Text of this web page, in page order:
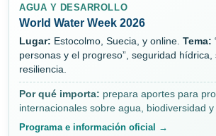
AGUA Y DESARROLLO
World Water Week 2026
Lugar: Estocolmo, Suecia, y online. Tema:
personas y el progreso”, seguridad hídrica,
resiliencia.
Por qué importa: prepara aportes para
internacionales sobre agua, biodiversidad y
Programa e información oficial →